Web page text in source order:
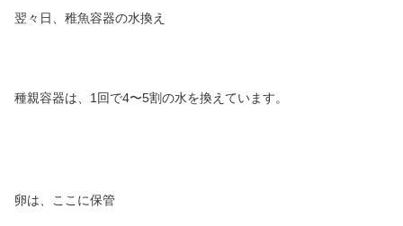
翌々日、稚魚容器の水換え
種親容器は、1回で4〜5割の水を換えています。
卵は、ここに保管